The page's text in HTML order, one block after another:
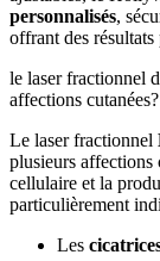
personnalisés,
offrant des résultats
le laser fractionnel
affections cutanées?
Le laser fractionnel
plusieurs affections
cellulaire et la
particulièrement
Les